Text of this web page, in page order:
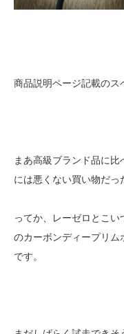
商品説明ページ記載のス
まあ高級ブランド品に
には悪くない買い物だっ
ってか、レーゼロとこ
のカーボンディープリ
です。